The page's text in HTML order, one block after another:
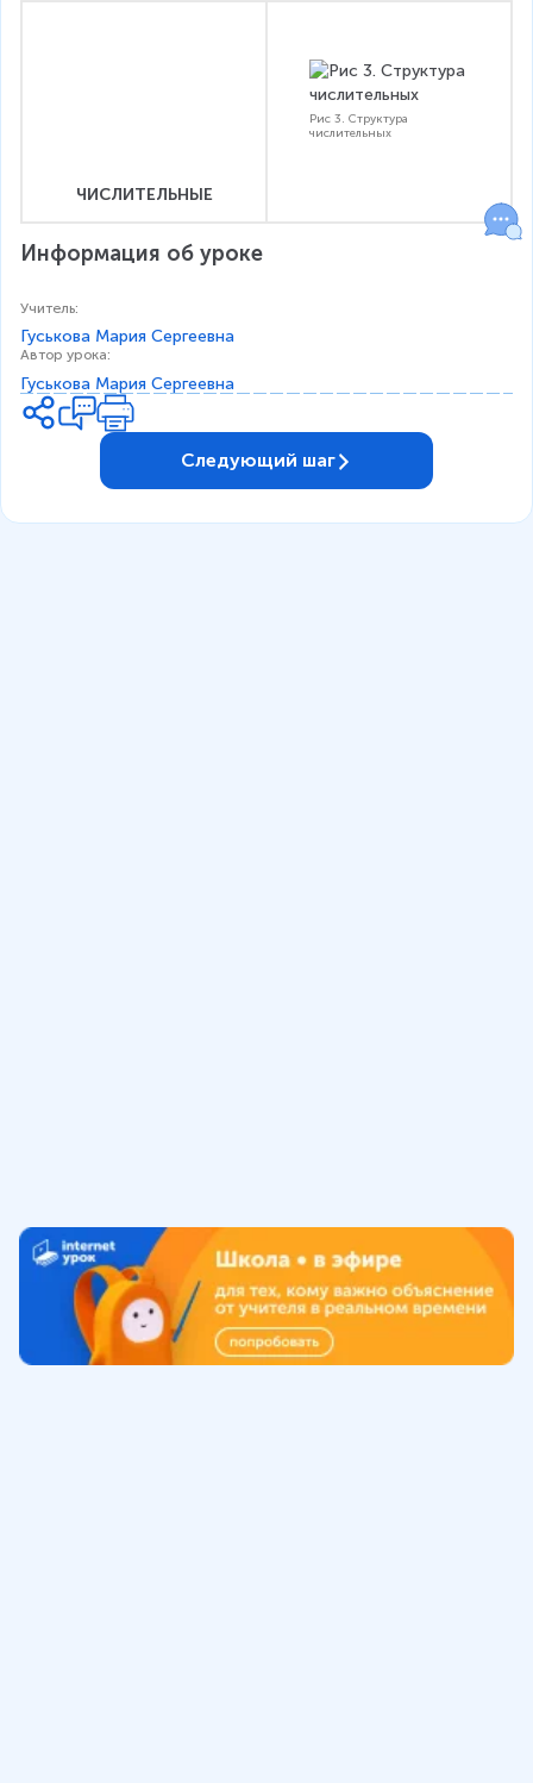
ЧИСЛИТЕЛЬНЫЕ
Рис 3. Структура
числительных
Информация об уроке
Учитель:
Гуськова Мария Сергеевна
Автор урока:
Гуськова Мария Сергеевна
Следующий шаг